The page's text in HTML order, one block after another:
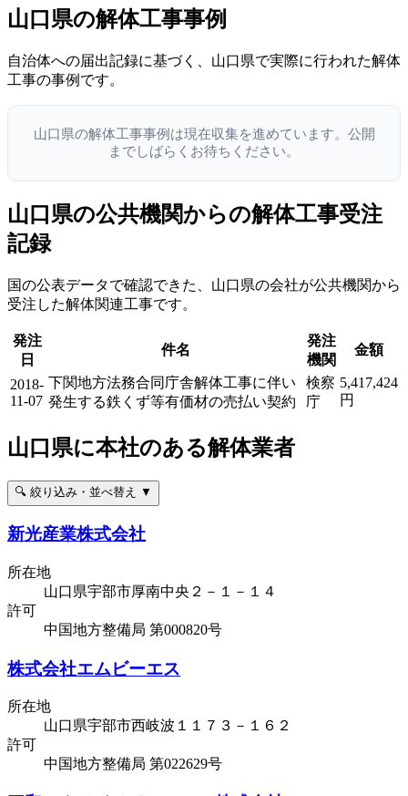
山口県の解体工事事例
自治体への届出記録に基づく、山口県で実際に行われた解体
工事の事例です。
山口県の解体工事事例は現在収集を進めています。公開
までしばらくお待ちください。
山口県の公共機関からの解体工事受注
記録
国の公表データで確認できた、山口県の会社が公共機関から
受注した解体関連工事です。
発注
日
件名
発注
機関
金額
2018-
11-07
下関地方法務合同庁舎解体工事に伴い
発生する鉄くず等有価材の売払い契約
検察
庁
5,417,424
円
山口県に本社のある解体業者
🔍 絞り込み・並べ替え ▼
新光産業株式会社
所在地
山口県宇部市厚南中央２－１－１４
許可
中国地方整備局 第000820号
株式会社エムビーエス
所在地
山口県宇部市西岐波１１７３－１６２
許可
中国地方整備局 第022629号